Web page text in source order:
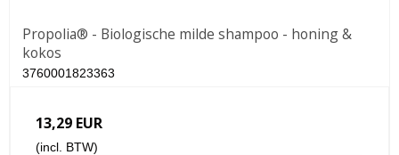
Propolia® - Biologische milde shampoo - honing &
kokos
3760001823363
13,29 EUR
(incl. BTW)